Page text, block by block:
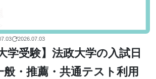
2026.07.03
学受験】法政大学の入試日
・推薦・共通テスト利用